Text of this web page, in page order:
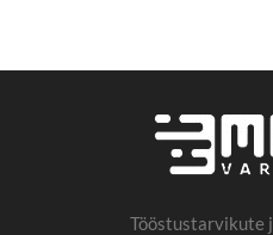
Tööstustarvikute